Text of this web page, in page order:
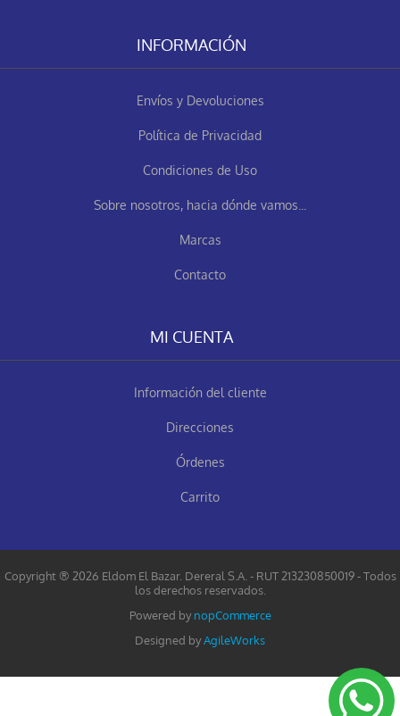
INFORMACIÓN
Envíos y Devoluciones
Política de Privacidad
Condiciones de Uso
Sobre nosotros, hacia dónde vamos...
Marcas
Contacto
MI CUENTA
Información del cliente
Direcciones
Órdenes
Carrito
Copyright ® 2026 Eldom El Bazar. Dereral S.A. - RUT 213230850019 - Todos
los derechos reservados.
Powered by nopCommerce
Designed byAgileWorks